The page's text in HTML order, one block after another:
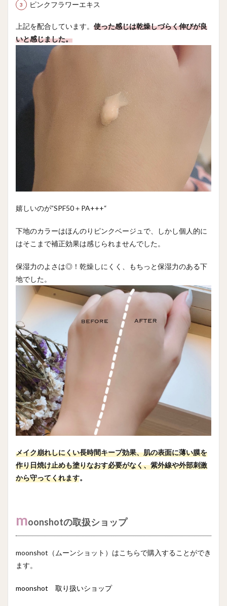
ピンクフラワーエキス
上記を配合しています。 使った感じは乾燥しづらく伸びが良
いと感じました。
嬉しいのが”SPF50＋PA+++“
下地のカラーはほんのりピンクベージュで、しかし個人的に
はそこまで補正効果は感じられませんでした。
保湿力のよさは◎！乾燥しにくく、もちっと保湿力のある下
地でした。
メイク崩れしにくい長時間キープ効果、肌の表面に薄い膜を
作り日焼け止めも塗りなおす必要がなく、紫外線や外部刺激
から守ってくれます。
moonshotの取扱ショップ
moonshot（ムーンショット）はこちらで購入することができ
ます。
moonshot 取り扱いショップ